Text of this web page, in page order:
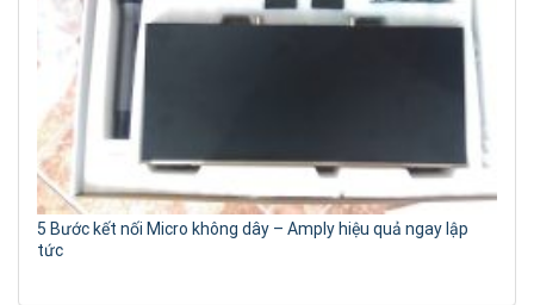
5 Bước kết nối Micro không dây – Amply hiệu quả ngay lập
tức